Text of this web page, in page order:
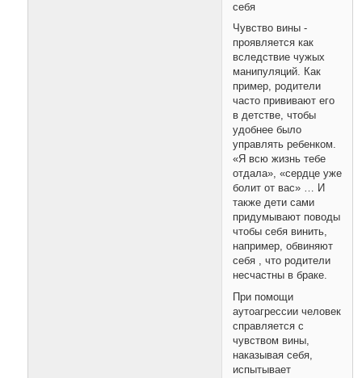
себя
Чувство вины -
проявляется как
вследствие чужых
манипуляций. Как
пример, родители
часто прививают его
в детстве, чтобы
удобнее было
управлять ребенком.
«Я всю жизнь тебе
отдала», «сердце уже
болит от вас» … И
также дети сами
придумывают поводы
чтобы себя винить,
например, обвиняют
себя , что родители
несчастны в браке.
При помощи
аутоагрессии человек
справляется с
чувством вины,
наказывая себя,
испытывает